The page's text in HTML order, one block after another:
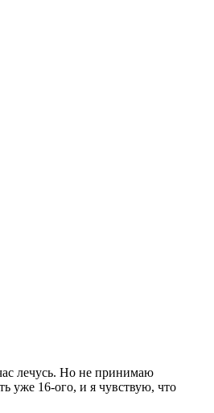
лечусь. Но не принимаю
уже 16-ого, и я чувствую, что